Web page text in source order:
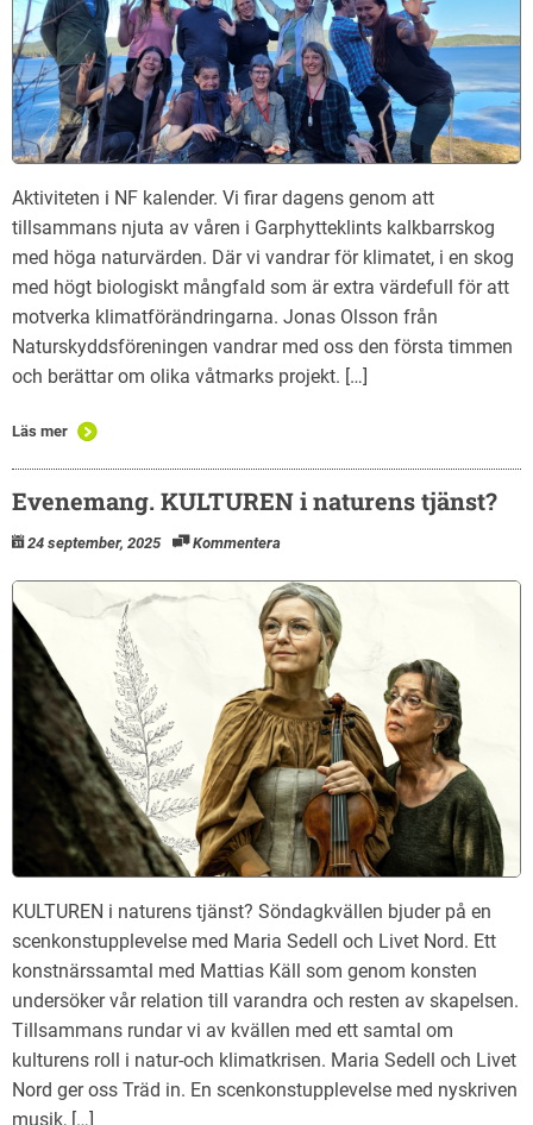
Aktiviteten i NF kalender. Vi firar dagens genom att
tillsammans njuta av våren i Garphytteklints kalkbarrskog
med höga naturvärden. Där vi vandrar för klimatet, i en skog
med högt biologiskt mångfald som är extra värdefull för att
motverka klimatförändringarna. Jonas Olsson från
Naturskyddsföreningen vandrar med oss den första timmen
och berättar om olika våtmarks projekt. […]
Läs mer
Evenemang. KULTUREN i naturens tjänst?
24 september, 2025 Kommentera
KULTUREN i naturens tjänst? Söndagkvällen bjuder på en
scenkonstupplevelse med Maria Sedell och Livet Nord. Ett
konstnärssamtal med Mattias Käll som genom konsten
undersöker vår relation till varandra och resten av skapelsen.
Tillsammans rundar vi av kvällen med ett samtal om
kulturens roll i natur-och klimatkrisen. Maria Sedell och Livet
Nord ger oss Träd in. En scenkonstupplevelse med nyskriven
musik, […]